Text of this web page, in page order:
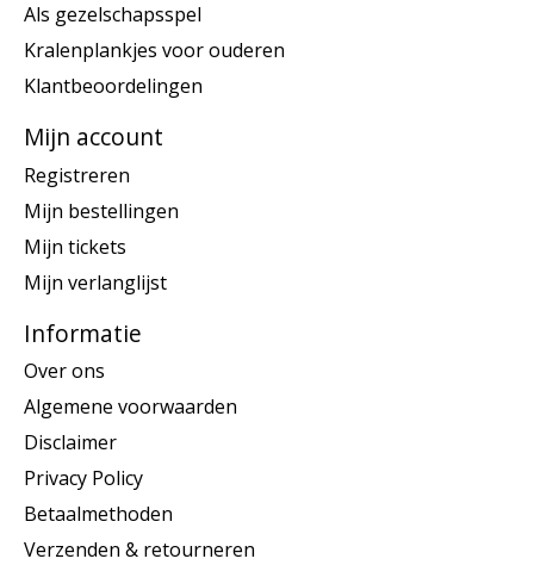
Als gezelschapsspel
Kralenplankjes voor ouderen
Klantbeoordelingen
Mijn account
Registreren
Mijn bestellingen
Mijn tickets
Mijn verlanglijst
Informatie
Over ons
Algemene voorwaarden
Disclaimer
Privacy Policy
Betaalmethoden
Verzenden & retourneren